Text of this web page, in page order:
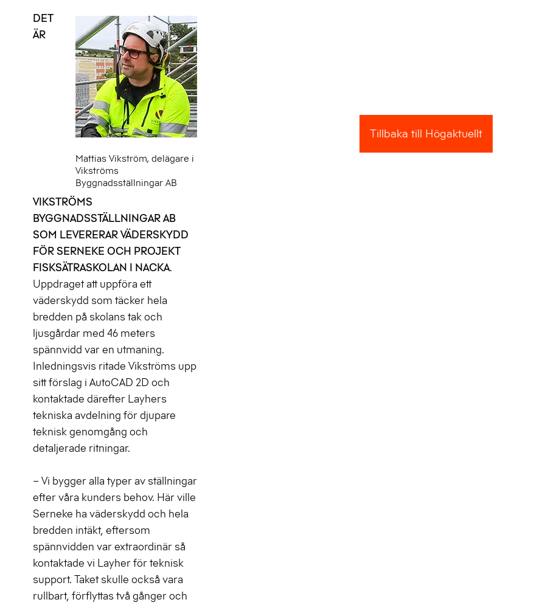
Mattias Vikström, delägare i
Vikströms
Byggnadsställningar AB
DET
ÄR
VIKSTRÖMS
BYGGNADSSTÄLLNINGAR AB
SOM LEVERERAR VÄDERSKYDD
FÖR SERNEKE OCH PROJEKT
FISKSÄTRASKOLAN I NACKA.
Uppdraget att uppföra ett
väderskydd som täcker hela
bredden på skolans tak och
ljusgårdar med 46 meters
spännvidd var en utmaning.
Inledningsvis ritade Vikströms upp
sitt förslag i AutoCAD 2D och
kontaktade därefter Layhers
tekniska avdelning för djupare
teknisk genomgång och
detaljerade ritningar.
– Vi bygger alla typer av ställningar
efter våra kunders behov. Här ville
Serneke ha väderskydd och hela
bredden intäkt, eftersom
spännvidden var extraordinär så
kontaktade vi Layher för teknisk
support. Taket skulle också vara
rullbart, förflyttas två gånger och
Tillbaka till Högaktuellt